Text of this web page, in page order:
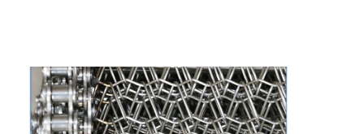
सोलर फोटोवोल्टिक मेश बेल्ट
चेन मेष बेल्ट